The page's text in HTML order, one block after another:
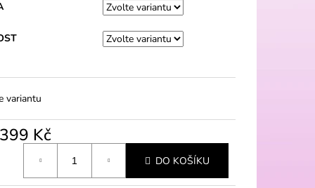
variantu
399 Kč
DO KOŠÍKU